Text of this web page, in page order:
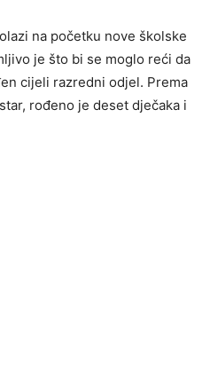
na početku nove školske
je što bi se moglo reći da
cijeli razredni odjel. Prema
rođeno je deset dječaka i